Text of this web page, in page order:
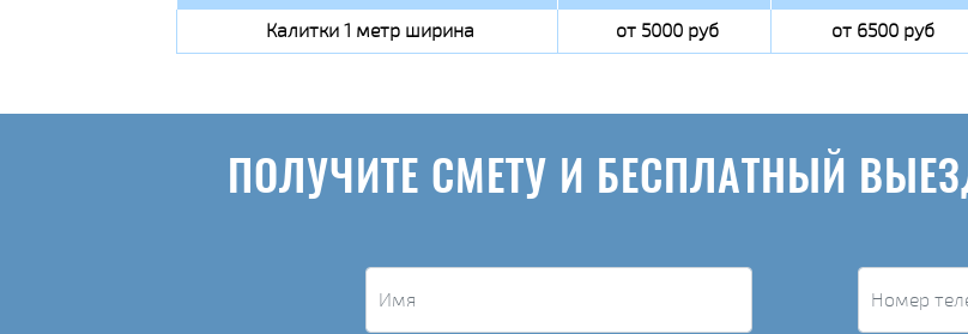
Калитки 1 метр ширина
от 5000 руб от 6500 руб
ПОЛУЧИТЕ СМЕТУ И БЕСПЛАТНЫЙ